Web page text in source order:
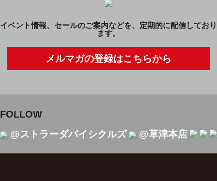
イベント情報、セールのご案内などを、定期的に配信しており
ます。
メルマガの登録はこちらから
FOLLOW
@ストラーダバイシクルズ
@草津本店